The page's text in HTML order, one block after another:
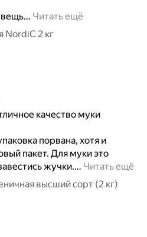
… Читать ещё
2 кг
качество муки
порвана, хотя и
пакет. Для муки это
жучки.… Читать ещё
высший сорт (2 кг)